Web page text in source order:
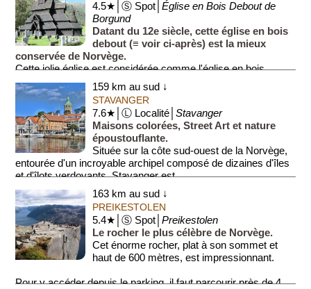
4.5★│Ⓢ Spot│Église en Bois Debout de
Borgund
Datant du 12e siècle, cette église en bois
debout (≡ voir ci-après) est la mieux
conservée de Norvège.
Cette jolie église est considérée comme l'église en bois
debout la mieux conservée de No...
159 km au sud ↓
STAVANGER
7.6★│Ⓛ Localité│Stavanger
Maisons colorées, Street Art et nature
époustouflante.
Située sur la côte sud-ouest de la Norvège,
entourée d'un incroyable archipel composé de dizaines d'îles
et d'îlots verdoyants, Stavanger est...
163 km au sud ↓
PREIKESTOLEN
5.4★│Ⓢ Spot│Preikestolen
Le rocher le plus célèbre de Norvège.
Cet énorme rocher, plat à son sommet et
haut de 600 mètres, est impressionnant.
Pour y accéder depuis le parking, il faut parcourir près de 4